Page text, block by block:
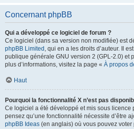
Concernant phpBB
Qui a développé ce logiciel de forum ?
Ce logiciel (dans sa version non modifiée) est
phpBB Limited , qui en a les droits d’auteur. Il
publique générale GNU version 2 (GPL-2.0) et
plus d’informations, visitez la page « À propos
Haut
Pourquoi la fonctionnalité X n’est pas
Ce logiciel a été développé et mis sous licence
pensez qu’une fonctionnalité nécessite d’être
phpBB Ideas (en anglais) où vous pouvez